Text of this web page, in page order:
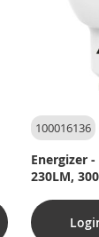
100016136
Energizer -
230LM,